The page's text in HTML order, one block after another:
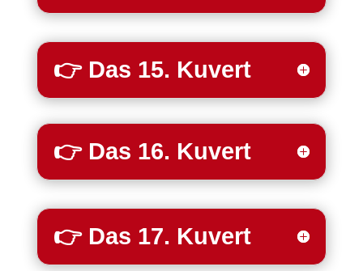
👉 Das 15. Kuvert
👉 Das 16. Kuvert
👉 Das 17. Kuvert